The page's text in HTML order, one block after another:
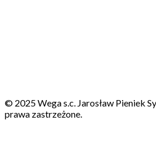
© 2025 Wega s.c. Jarosław Pieniek
prawa zastrzeżone.